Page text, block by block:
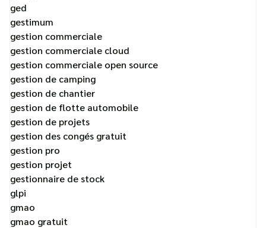
ged
gestimum
gestion commerciale
gestion commerciale cloud
gestion commerciale open source
gestion de camping
gestion de chantier
gestion de flotte automobile
gestion de projets
gestion des congés gratuit
gestion pro
gestion projet
gestionnaire de stock
glpi
gmao
gmao gratuit